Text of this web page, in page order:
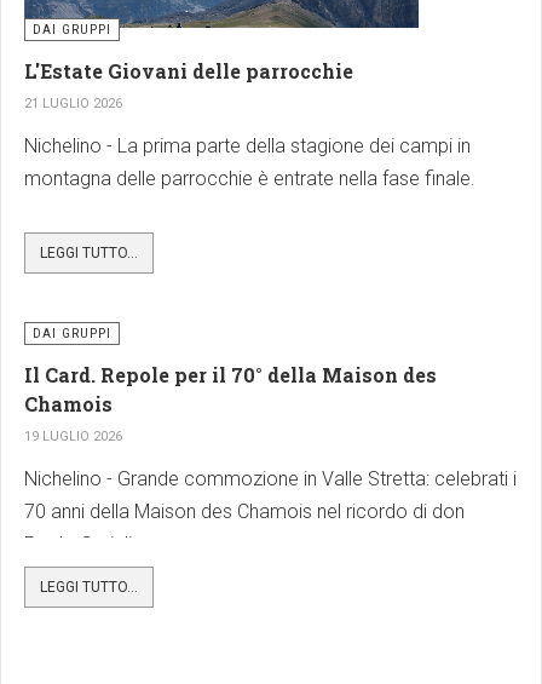
DAI GRUPPI
L'Estate Giovani delle parrocchie
21 LUGLIO 2026
Nichelino - La prima parte della stagione dei campi in
montagna delle parrocchie è entrate nella fase finale.
Facebook
X
LEGGI TUTTO...
DAI GRUPPI
Il Card. Repole per il 70° della Maison des
Chamois
19 LUGLIO 2026
Nichelino - Grande commozione in Valle Stretta: celebrati i
70 anni della Maison des Chamois nel ricordo di don
Paolo Gariglio.
Facebook
X
LEGGI TUTTO...